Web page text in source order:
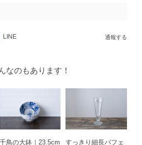
LINE 通報する
なのもあります！
千鳥の大鉢｜23.5cm
すっきり細長パフェ